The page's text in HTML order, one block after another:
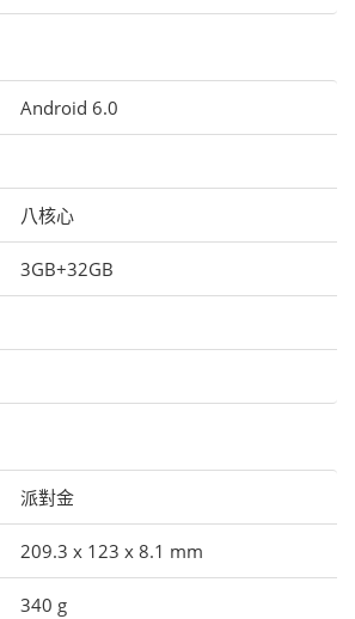
Android 6.0
八核心
3GB+32GB
派對金
209.3 x 123 x 8.1 mm
340 g